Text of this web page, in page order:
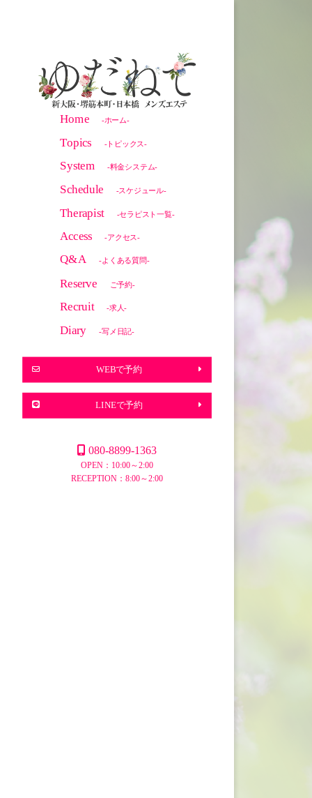
Home -ホーム-
Topics -トピックス-
System -料金システム-
Schedule -スケジュール-
Therapist -セラピスト一覧-
Access -アクセス-
Q&A -よくある質問-
Reserve ご予約-
Recruit -求人-
Diary -写メ日記-
WEBで予約
LINEで予約
080-8899-1363
OPEN：10:00～2:00
RECEPTION：8:00～2:00